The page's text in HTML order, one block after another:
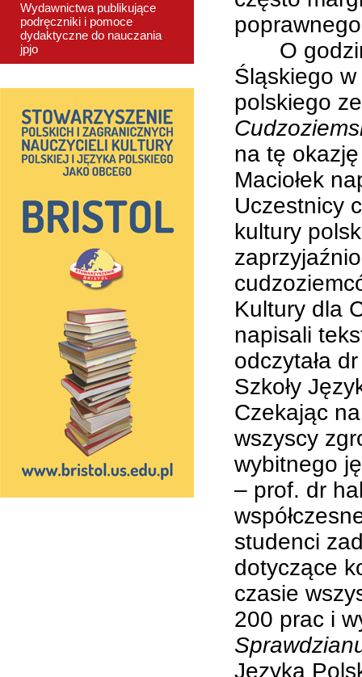
Wydawnictwa publikujące
podręczniki i pomoce
dydaktyczne do nauczania
jpjo
O
Śląskiego w
polskiego
na tę
Maciołek
Uczestnicy
kultury
Kultury dla
napisali
odczytała
Szkoły
Czekając
wszyscy
wybitnego
– prof. dr
studenci
dotyczące
czasie
200 prac i
Języka